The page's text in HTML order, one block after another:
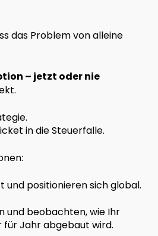
das Problem von alleine
– jetzt oder nie
in die Steuerfalle.
und positionieren sich global.
und beobachten, wie Ihr
Jahr abgebaut wird.